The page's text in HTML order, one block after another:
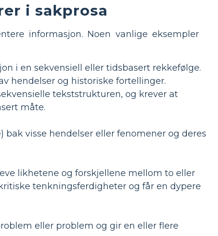
i sakprosa
informasjon. Noen vanlige eksempler
i en sekvensiell eller tidsbasert rekkefølge.
hendelser og historiske fortellinger.
tekststrukturen, og krever at
måte.
visse hendelser eller fenomener og deres
likhetene og forskjellene mellom to eller
tenkningsferdigheter og får en dypere
eller problem og gir en eller flere